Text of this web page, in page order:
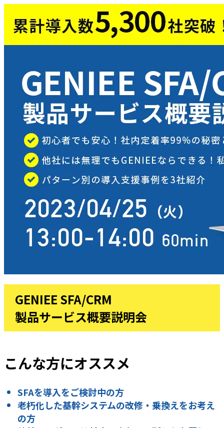
GENIEE SFA/CRM
製品サービス概要説明会
こんな方にオススメ
SFAを導入をご検討中の方
老朽化した基幹システムの改修・乗換えをお考え
の方